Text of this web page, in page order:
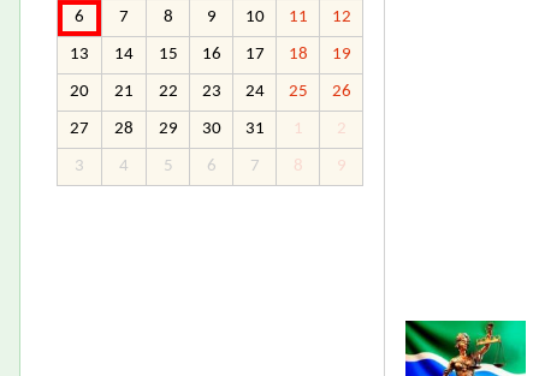
6 7 8 9 10 11 12
13 14 15 16 17 18 19
20 21 22 23 24 25 26
27 28 29 30 31 1 2
3 4 5 6 7 8 9